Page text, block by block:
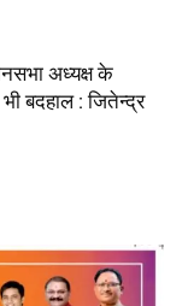
अध्यक्ष के
बदहाल : जितेन्द्र